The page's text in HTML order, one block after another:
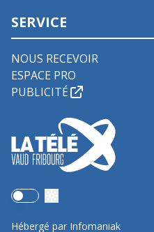
SERVICE
NOUS RECEVOIR
ESPACE PRO
PUBLICITÉ
Use setting
Hébergé par Infomaniak